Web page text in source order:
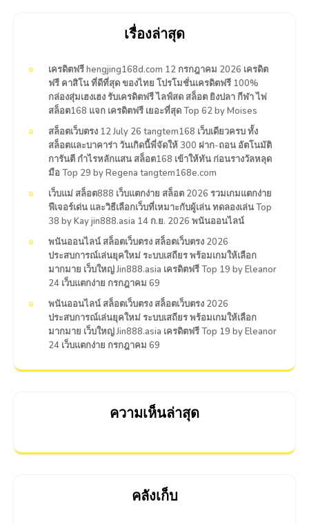
เรื่องล่าสุด
เครดิตฟรี hengjing168d.com 12 กรกฎาคม 2026 เครดิต
ฟรี คาสิโน ที่ดีที่สุด ของไทย โปรโมชั่นเครดิตฟรี 100%
กล่องสุ่มเฮงเฮง รับเครดิตฟรี ไลฟ์สด สล็อต ยิงปลา กีฬา ไพ่
สล็อต168 แจก เครดิตฟรี เยอะที่สุด Top 62 by Moises
สล็อตเว็บตรง 12 July 26 tangtem168 เว็บเดียวครบ ทั้ง
สล็อตและบาคาร่า วันเกิดนี้พี่จัดให้ 300 ฝาก-ถอน อัตโนมัติ
การันตี กำไรหลักแสน สล็อต168 เข้าให้ทัน ก่อนรางวัลหลุด
มือ Top 29 by Regena tangtem168e.com
เว็บแม่ สล็อต888 เว็บแตกง่าย สล็อต 2026 รวมเกมแตกง่าย
ฟีเจอร์เด่น และวิธีเลือกเว็บที่เหมาะกับผู้เล่น ทดลองเล่น Top
38 by Kay jin888.asia 14 ก.ย. 2026 พนันออนไลน์
พนันออนไลน์ สล็อตเว็บตรง สล็อตเว็บตรง 2026
ประสบการณ์เล่นยุคใหม่ ระบบเสถียร พร้อมเกมให้เลือก
มากมาย เว็บใหญ่ Jin888.asia เครดิตฟรี Top 19 by Eleanor
24 เว็บแตกง่าย กรกฎาคม 69
พนันออนไลน์ สล็อตเว็บตรง สล็อตเว็บตรง 2026
ประสบการณ์เล่นยุคใหม่ ระบบเสถียร พร้อมเกมให้เลือก
มากมาย เว็บใหญ่ Jin888.asia เครดิตฟรี Top 19 by Eleanor
24 เว็บแตกง่าย กรกฎาคม 69
ความเห็นล่าสุด
คลังเก็บ